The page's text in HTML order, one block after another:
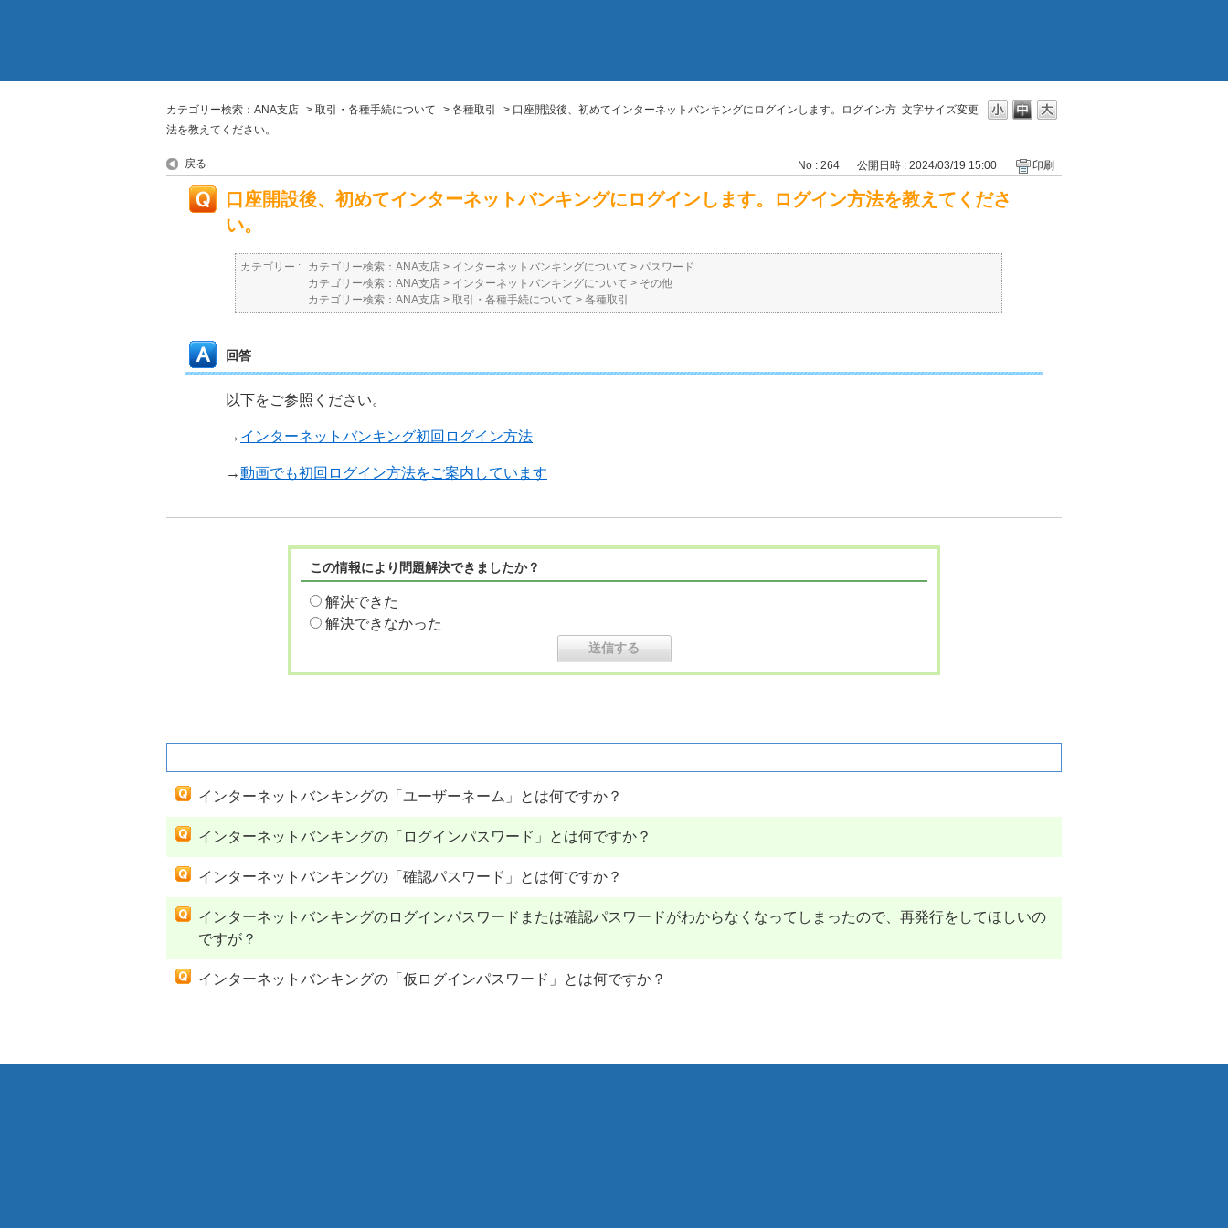
文字サイズ変更
カテゴリー検索：ANA支店 > 取引・各種手続について > 各種取引 > 口座開設後、初めてインターネットバンキングにログインします。ログイン方
法を教えてください。
戻る No : 264 公開日時 : 2024/03/19 15:00 印刷
口座開設後、初めてインターネットバンキングにログインします。ログイン方法を教えてくださ
い。
カテゴリー : カテゴリー検索：ANA支店 > インターネットバンキングについて > パスワード
カテゴリー検索：ANA支店 > インターネットバンキングについて > その他
カテゴリー検索：ANA支店 > 取引・各種手続について > 各種取引
回答
以下をご参照ください。
→ インターネットバンキング初回ログイン方法
→動画でも初回ログイン方法をご案内しています
この情報により問題解決できましたか？
解決できた
解決できなかった
インターネットバンキングの「ユーザーネーム」とは何ですか？
インターネットバンキングの「ログインパスワード」とは何ですか？
インターネットバンキングの「確認パスワード」とは何ですか？
インターネットバンキングのログインパスワードまたは確認パスワードがわからなくなってしまったので、再発行をしてほしいの
ですが？
インターネットバンキングの「仮ログインパスワード」とは何ですか？